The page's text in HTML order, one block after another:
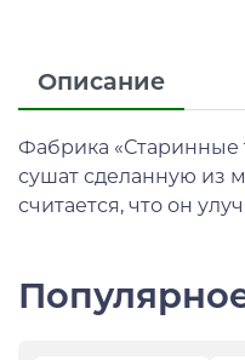
Описание
Фабрика «Старинные
сушат сделанную из
считается, что он